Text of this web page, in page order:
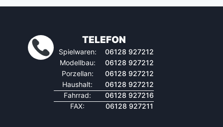
TELEFON
Spielwaren:
06128 927212
Modellbau:
06128 927212
Porzellan:
06128 927212
Haushalt:
06128 927212
Fahrrad:
06128 927216
FAX:
06128 927211